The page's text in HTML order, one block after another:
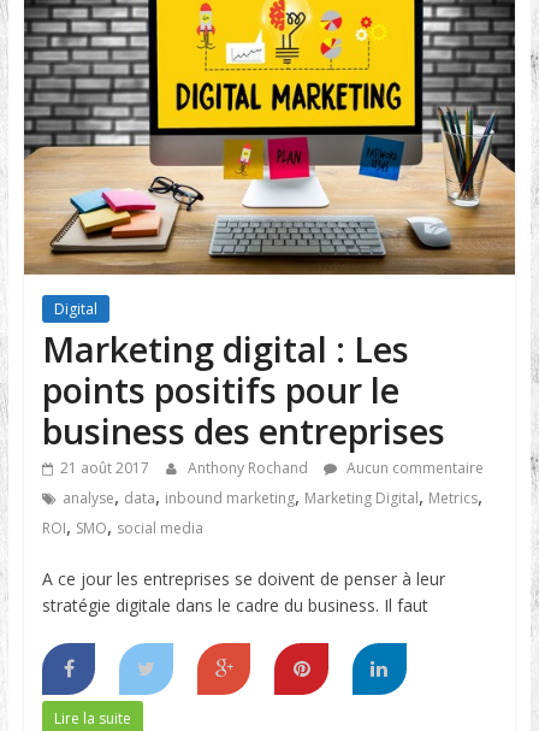
Digital
Marketing digital : Les
points positifs pour le
business des entreprises
21 août 2017 Anthony Rochand
Aucun commentaire
analyse, data, inbound marketing, Marketing Digital, Metrics,
ROI, SMO, social media
A ce jour les entreprises se doivent de penser à leur
stratégie digitale dans le cadre du business. Il faut
Lire la suite